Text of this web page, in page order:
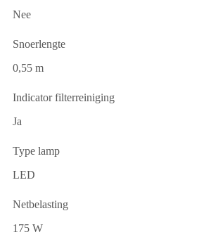
Nee
Snoerlengte
0,55 m
Indicator filterreiniging
Ja
Type lamp
LED
Netbelasting
175 W